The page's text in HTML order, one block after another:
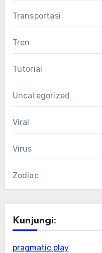
Transportasi
Tren
Tutorial
Uncategorized
Viral
Virus
Zodiac
Kunjungi:
pragmatic play